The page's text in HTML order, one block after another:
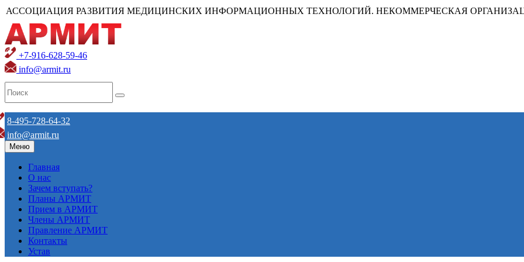
АССОЦИАЦИЯ РАЗВИТИЯ МЕДИЦИНСКИХ ИНФОРМАЦИОННЫХ ТЕХНОЛОГИЙ. НЕКОММЕРЧЕСКАЯ
+7-916-628-59-46
info@armit.ru
8-495-728-64-32
info@armit.ru
Меню
Главная
О нас
Зачем вступать?
Планы АРМИТ
Прием в АРМИТ
Члены АРМИТ
Правление АРМИТ
Контакты
Устав